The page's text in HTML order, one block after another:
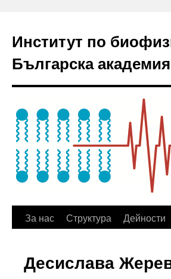
Институт по
Българска
За нас Структура Дейности
Десислава